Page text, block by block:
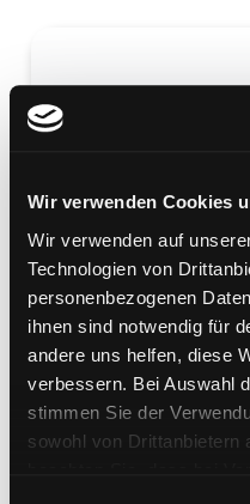
Wir verwenden Cookies
Wir verwenden auf
Technologien von
personenbezogenen
ihnen sind notwendig für
andere uns helfen, diese
verbessern. Bei Auswahl
stimmen Sie der
sowohl von Drittanbietern
durch
Mediengruppe:
Verfasser:Zielke, Rainer
Mehr Informationen
Bände